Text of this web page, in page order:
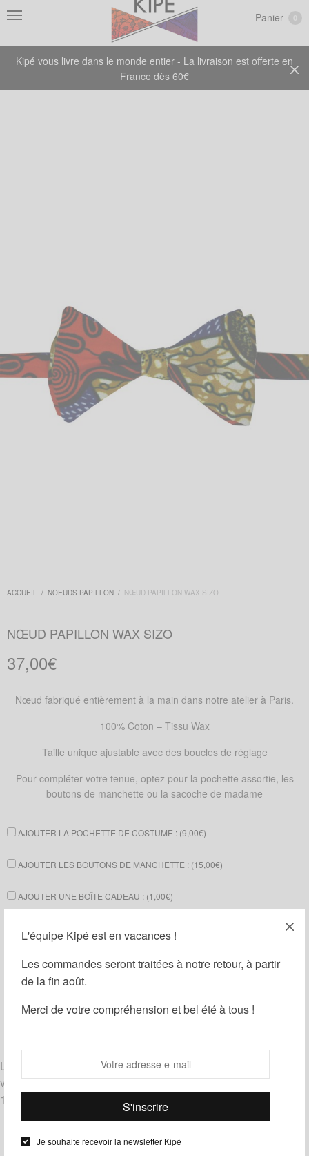
L'équipe Kipé est en vacances !
Les commandes seront traitées à notre retour, à partir
de la fin août.
Merci de votre compréhension et bel été à tous !
Je souhaite recevoir la newsletter Kipé
Kipé vous livre dans le monde entier - La livraison est offerte en
France dès 60€
Panier
ACCUEIL / NOEUDS PAPILLON / NŒUD PAPILLON WAX SIZO
NŒUD PAPILLON WAX SIZO
37,00€
Nœud fabriqué entièrement à la main dans notre atelier à Paris.
100% Coton – Tissu Wax
Taille unique ajustable avec des boucles de réglage
Pour compléter votre tenue, optez pour la pochette assortie, les
boutons de manchette ou la sacoche de madame
AJOUTER LA POCHETTE DE COSTUME : (9,00€)
AJOUTER LES BOUTONS DE MANCHETTE : (15,00€)
AJOUTER UNE BOÎTE CADEAU : (1,00€)
Ajouter au panier
Guide des tailles
Partager
Catégories :Noeuds papillon,Wax Étiquettes :Beige,Bleu,Rouge
Livrés noués, les noeuds papillon le Noeud Kipé sont de
véritables noeuds à nouer et à dénouer.
100% coton – tissu wax de chez Phoenix Hitarget.